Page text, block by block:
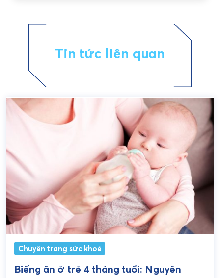
Tin tức liên quan
Chuyên trang sức khoẻ
Biếng ăn ở trẻ 4 tháng tuổi: Nguyên